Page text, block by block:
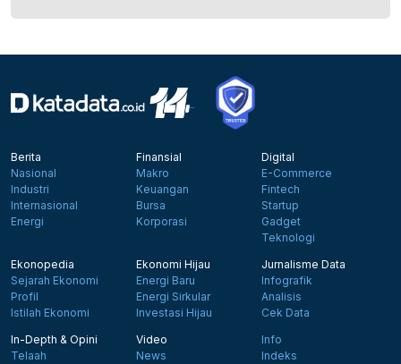
Berita
Nasional
Industri
Internasional
Energi
Finansial
Makro
Keuangan
Bursa
Korporasi
Digital
E-Commerce
Fintech
Startup
Gadget
Teknologi
Ekonopedia
Sejarah Ekonomi
Profil
Istilah Ekonomi
Ekonomi Hijau
Energi Baru
Energi Sirkular
Investasi Hijau
Jurnalisme Data
Infografik
Analisis
Cek Data
In-Depth & Opini
Telaah
Video
News
Info
Indeks